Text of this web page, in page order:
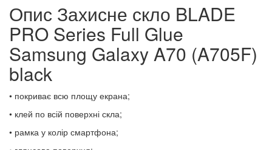
Опис Захисне скло BLADE
PRO Series Full Glue
Samsung Galaxy A70 (A705F)
black
• покриває всю площу екрана;
• клей по всій поверхні скла;
• рамка у колір смартфона;